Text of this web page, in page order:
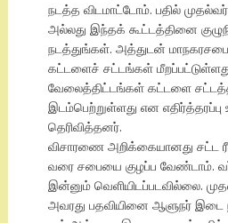
நடத்த விடமாட்டோம். பதில்
அல்லது இந்தக் கூட்டத்தினை
நடத்துங்கள். அத்துடன்
கட்டளைச் சட்டங்கள்
வேலைத்திட்டங்கள் கட்டளை
இடம்பெற்றுள்ளது என எதிர்த்தரப்பு
தெரிவித்தனர்.
விசாரணை அறிக்கையானது சட்ட
வரை சபையை குழப்ப வேண்டாம்.
இன்னும் வெளியிடப்படவில்லை.
அவரது பதவியினை ஆளுநர் இடை